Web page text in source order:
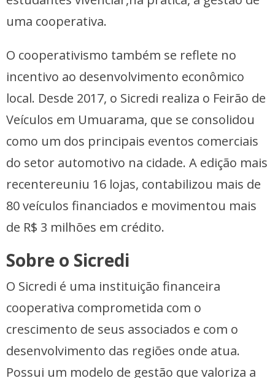
uma cooperativa.
O cooperativismo também se reflete no
incentivo ao desenvolvimento econômico
local. Desde 2017, o Sicredi realiza o Feirão de
Veículos em Umuarama, que se consolidou
como um dos principais eventos comerciais
do setor automotivo na cidade. A edição mais
recentereuniu 16 lojas, contabilizou mais de
80 veículos financiados e movimentou mais
de R$ 3 milhões em crédito.
Sobre o Sicredi
O Sicredi é uma instituição financeira
cooperativa comprometida com o
crescimento de seus associados e com o
desenvolvimento das regiões onde atua.
Possui um modelo de gestão que valoriza a